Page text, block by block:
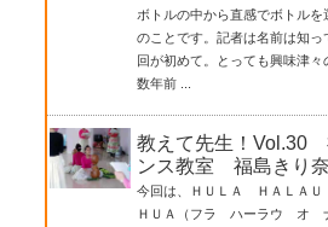
ボトルの中から直感でボトル
のことです。記者は名前は知
回が初めて。とっても興味津々
数年前 ...
教えて先生！Vol.30
ンス教室 福島きり
今回は、ＨＵＬＡ ＨＡＬ
ＨＵＡ（フラ ハーラウ オ